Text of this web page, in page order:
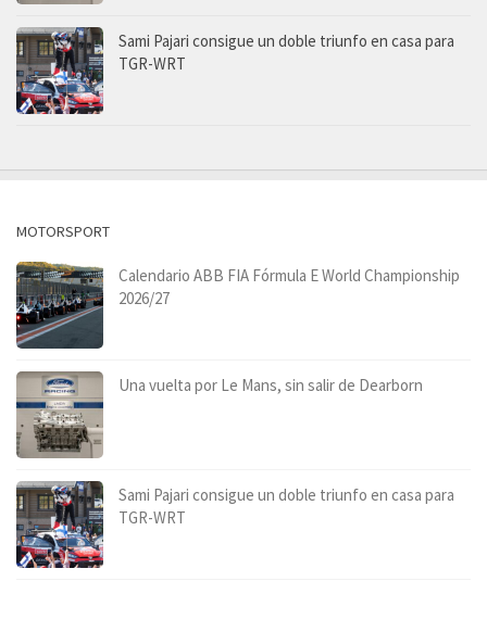
Sami Pajari consigue un doble triunfo en casa para
TGR-WRT
MOTORSPORT
Calendario ABB FIA Fórmula E World Championship
2026/27
Una vuelta por Le Mans, sin salir de Dearborn
Sami Pajari consigue un doble triunfo en casa para
TGR-WRT